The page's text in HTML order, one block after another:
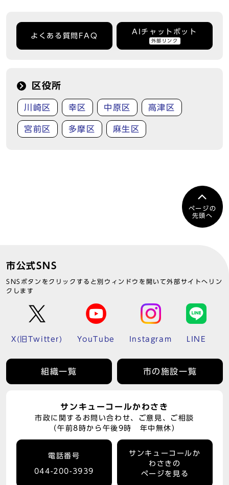
よくある質問FAQ
AIチャットボット
外部リンク
区役所
川崎区 幸区 中原区 高津区
宮前区 多摩区 麻生区
ページの
先頭へ
市公式SNS
SNSボタンをクリックすると別ウィンドウを開いて外部サイトへリン
クします
X(旧Twitter) YouTube Instagram LINE
組織一覧 市の施設一覧
サンキューコールかわさき
市政に関するお問い合わせ、ご意見、ご相談
（午前8時から午後9時 年中無休）
電話番号
044-200-3939
サンキューコールか
わさきの
ページを見る